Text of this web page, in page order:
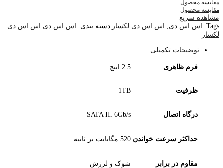
مقایسه محصول
مقایسه محصول
مشاهده سریع
Tags:
اس اس دی, اس اس دی لکسار دسته بندی: اس اس دی
اس اس دی
لکسار
توضیحات تکمیلی
فرم ظاهری 2.5 اینچ
ظرفیت 1TB
درگاه اتصال SATA III 6Gb/s
حداکثر سرعت خواندن 520 مگابایت بر ثانیه
مقاوم در برابر شوک و لرزش